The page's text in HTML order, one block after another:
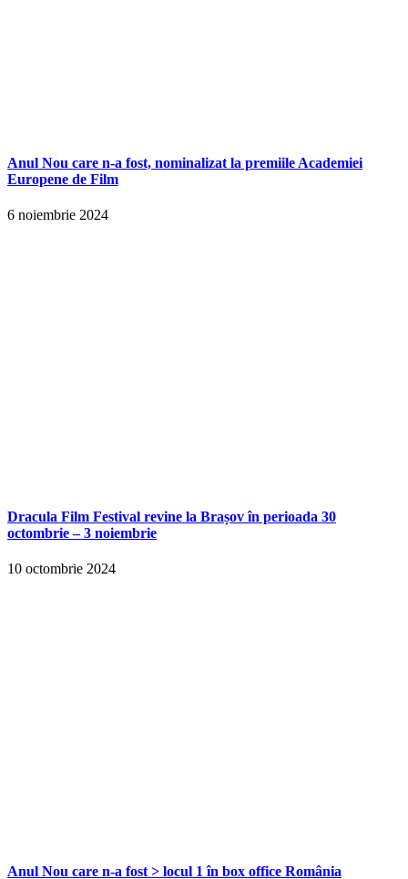
Anul Nou care n-a fost, nominalizat la premiile Academiei
Europene de Film
6 noiembrie 2024
Dracula Film Festival revine la Brașov în perioada 30
octombrie – 3 noiembrie
10 octombrie 2024
Anul Nou care n-a fost > locul 1 în box office România